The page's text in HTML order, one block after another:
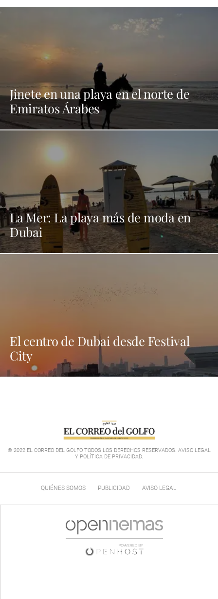
Jinete en una playa en el norte de
Emiratos Árabes
La Mer: La playa más de moda en
Dubai
El centro de Dubai desde Festival
City
© 2022 EL CORREO DEL GOLFO TODOS LOS DERECHOS RESERVADOS. AVISO LEGAL
Y POLÍTICA DE PRIVACIDAD.
QUIÉNES SOMOS PUBLICIDAD AVISO LEGAL